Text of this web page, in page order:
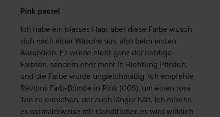
1
von
5
Pink pastel
Ich habe ein blasses Haar, aber diese Farbe wusch
sich nach einer Wäsche aus, also beim ersten
Ausspülen. Es wurde nicht ganz der richtige
Farbton, sondern eher mehr in Richtung Pfirsich,
und die Farbe wurde ungleichmäßig. Ich empfehle
Revlons Farb-Bombe in Pink (005), um einen rosa
Ton zu erreichen, der auch länger hält. Ich mische
es normalerweise mit Conditioner, es wird wirklich